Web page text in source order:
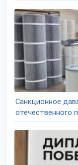
Санкционное
отечественного